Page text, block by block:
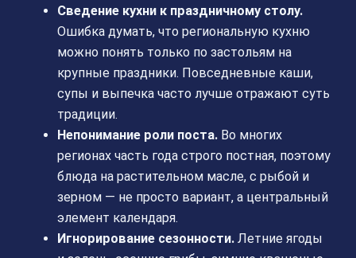
Сведение кухни к праздничному столу.
Ошибка думать, что региональную кухню
можно понять только по застольям на
крупные праздники. Повседневные каши,
супы и выпечка часто лучше отражают суть
традиции.
Непонимание роли поста. Во многих
регионах часть года строго постная, поэтому
блюда на растительном масле, с рыбой и
зерном — не просто вариант, а центральный
элемент календаря.
Игнорирование сезонности. Летние ягоды